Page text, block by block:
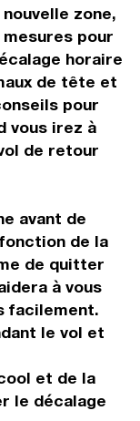
zone,
pour
horaire
de tête et
pour
vous irez à
de retour
avant de
de la
de quitter
à vous
facilement.
le vol et
et de la
le décalage